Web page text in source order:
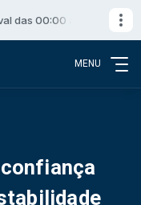
00:00 às 06:00
MENU